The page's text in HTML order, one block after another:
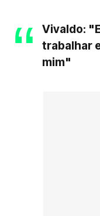
Vivaldo:
trabalhar
mim"